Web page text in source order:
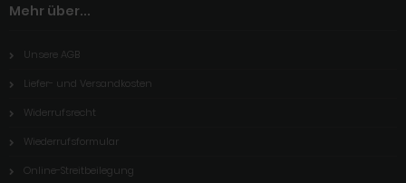
Mehr über...
Unsere AGB
Liefer- und Versandkosten
Widerrufsrecht
Wiederrufsformular
Online-Streitbeilegung